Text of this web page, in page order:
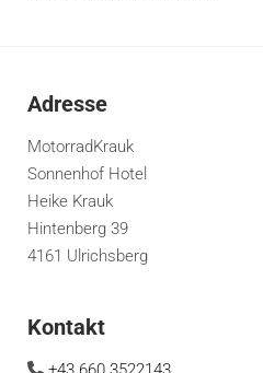
Adresse
MotorradKrauk
Sonnenhof Hotel
Heike Krauk
Hintenberg 39
4161 Ulrichsberg
Kontakt
